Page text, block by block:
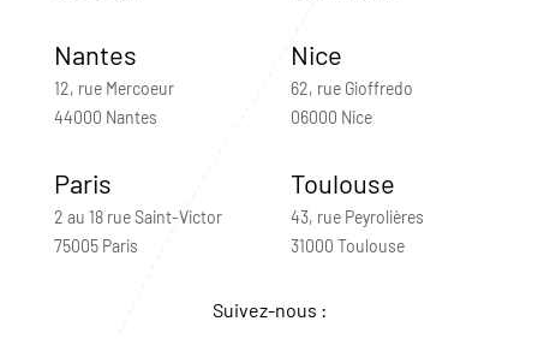
Nantes
12, rue Mercoeur
44000 Nantes
Nice
62, rue Gioffredo
06000 Nice
Paris
2 au 18 rue Saint-Victor
75005 Paris
Toulouse
43, rue Peyrolières
31000 Toulouse
Suivez-nous :